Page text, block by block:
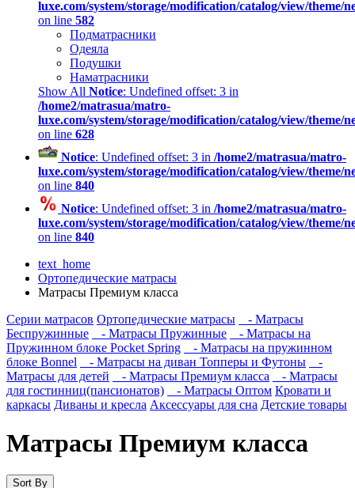
luxe.com/system/storage/modification/catalog/view/theme/
on line 582
Подматрасники
Одеяла
Подушки
Наматрасники
Show All Notice: Undefined offset: 3 in
/home2/matrasua/matro-
luxe.com/system/storage/modification/catalog/view/theme/
on line 628
Notice: Undefined offset: 3 in /home2/matrasua/matro-
luxe.com/system/storage/modification/catalog/view/theme/
on line 840
Notice: Undefined offset: 3 in /home2/matrasua/matro-
luxe.com/system/storage/modification/catalog/view/theme/
on line 840
text_home
Ортопедические матрасы
Матрасы Премиум класса
Серии матрасов Ортопедические матрасы
- Матрасы
Беспружинные
- Матрасы Пружинные
- Матрасы на
Пружинном блоке Pocket Spring
- Матрасы на пружинном
блоке Bonnel
- Матрасы на диван Топперы и Футоны
-
Матрасы для детей
- Матрасы Премиум класса
- Матрасы
для гостинниц(пансионатов)
- Матрасы Оптом Кровати и
каркасы Диваны и кресла Аксессуары для сна Детские товары
Матрасы Премиум класса
Sort By